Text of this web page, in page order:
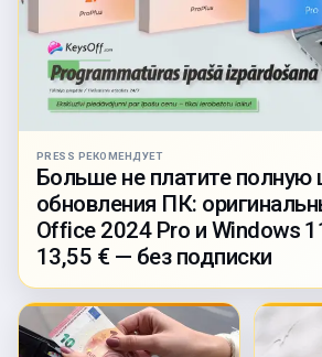
PRESS РЕКОМЕНДУЕТ
Больше не платите полную
обновления ПК:
Office 2024 Pro и Windows
13,55 € — без подписки